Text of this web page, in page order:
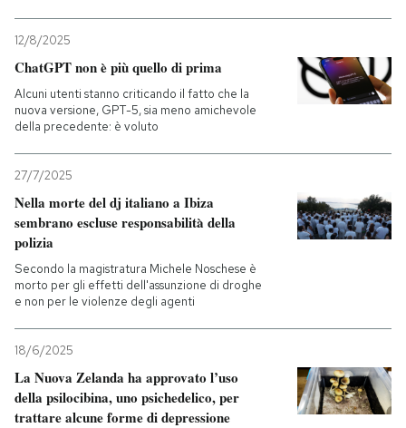
12/8/2025
ChatGPT non è più quello di prima
Alcuni utenti stanno criticando il fatto che la
nuova versione, GPT-5, sia meno amichevole
della precedente: è voluto
27/7/2025
Nella morte del dj italiano a Ibiza
sembrano escluse responsabilità della
polizia
Secondo la magistratura Michele Noschese è
morto per gli effetti dell'assunzione di droghe
e non per le violenze degli agenti
18/6/2025
La Nuova Zelanda ha approvato l’uso
della psilocibina, uno psichedelico, per
trattare alcune forme di depressione